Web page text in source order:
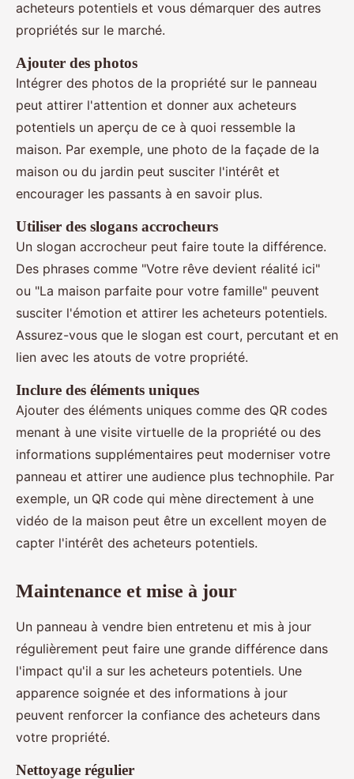
acheteurs potentiels et vous démarquer des autres
propriétés sur le marché.
Ajouter des photos
Intégrer des photos de la propriété sur le panneau
peut attirer l'attention et donner aux acheteurs
potentiels un aperçu de ce à quoi ressemble la
maison. Par exemple, une photo de la façade de la
maison ou du jardin peut susciter l'intérêt et
encourager les passants à en savoir plus.
Utiliser des slogans accrocheurs
Un slogan accrocheur peut faire toute la différence.
Des phrases comme "Votre rêve devient réalité ici"
ou "La maison parfaite pour votre famille" peuvent
susciter l'émotion et attirer les acheteurs potentiels.
Assurez-vous que le slogan est court, percutant et en
lien avec les atouts de votre propriété.
Inclure des éléments uniques
Ajouter des éléments uniques comme des QR codes
menant à une visite virtuelle de la propriété ou des
informations supplémentaires peut moderniser votre
panneau et attirer une audience plus technophile. Par
exemple, un QR code qui mène directement à une
vidéo de la maison peut être un excellent moyen de
capter l'intérêt des acheteurs potentiels.
Maintenance et mise à jour
Un panneau à vendre bien entretenu et mis à jour
régulièrement peut faire une grande différence dans
l'impact qu'il a sur les acheteurs potentiels. Une
apparence soignée et des informations à jour
peuvent renforcer la confiance des acheteurs dans
votre propriété.
Nettoyage régulier